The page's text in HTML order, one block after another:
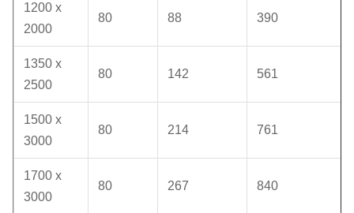
1200 x
2000
80 88 390
1350 x
2500
80 142 561
1500 x
3000
80 214 761
1700 x
3000
80 267 840